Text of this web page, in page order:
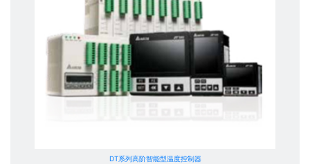
DT系列高阶智能型温度控制器